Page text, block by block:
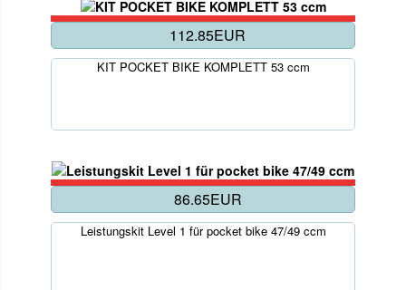
112.85EUR
KIT POCKET BIKE KOMPLETT 53 ccm
86.65EUR
Leistungskit Level 1 für pocket bike 47/49 ccm